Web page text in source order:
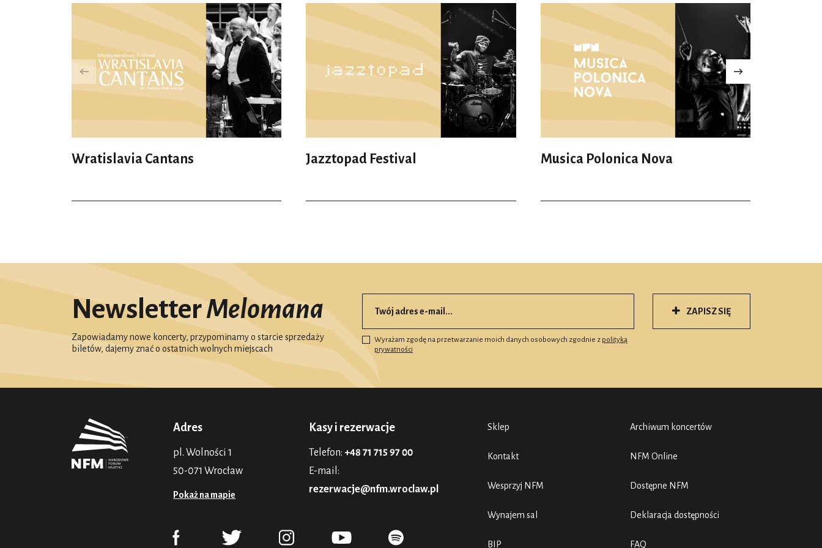
Wratislavia Cantans Jazztopad Festival Musica Polonica Nova
NewsletterMelomana
Zapowiadamy nowe koncerty, przypominamy o starcie sprzedaży
biletów, dajemy znać o ostatnich wolnych miejscach
Wyrażam zgodę na przetwarzanie moich danych osobowych zgodnie z polityką
prywatności
ZAPISZ SIĘ
Adres
pl. Wolności 1
50-071 Wrocław
Pokaż na mapie
Kasy i rezerwacje
Telefon: +48 71 715 97 00
E-mail:
rezerwacje@nfm.wroclaw.pl
Sklep
Kontakt
Wesprzyj NFM
Wynajem sal
BIP
Archiwum koncertów
NFM Online
Dostępne NFM
Deklaracja dostępności
FAQ